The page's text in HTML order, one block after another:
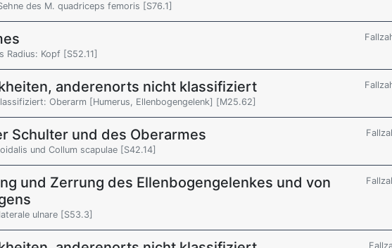
des M. quadriceps femoris [S76.1]
Radius: Kopf [S52.11]
anderenorts nicht klassifiziert
Oberarm [Humerus, Ellenbogengelenk] [M25.62]
Schulter und des Oberarmes
und Collum scapulae [S42.14]
und Zerrung des Ellenbogengelenkes und von
ulnare [S53.3]